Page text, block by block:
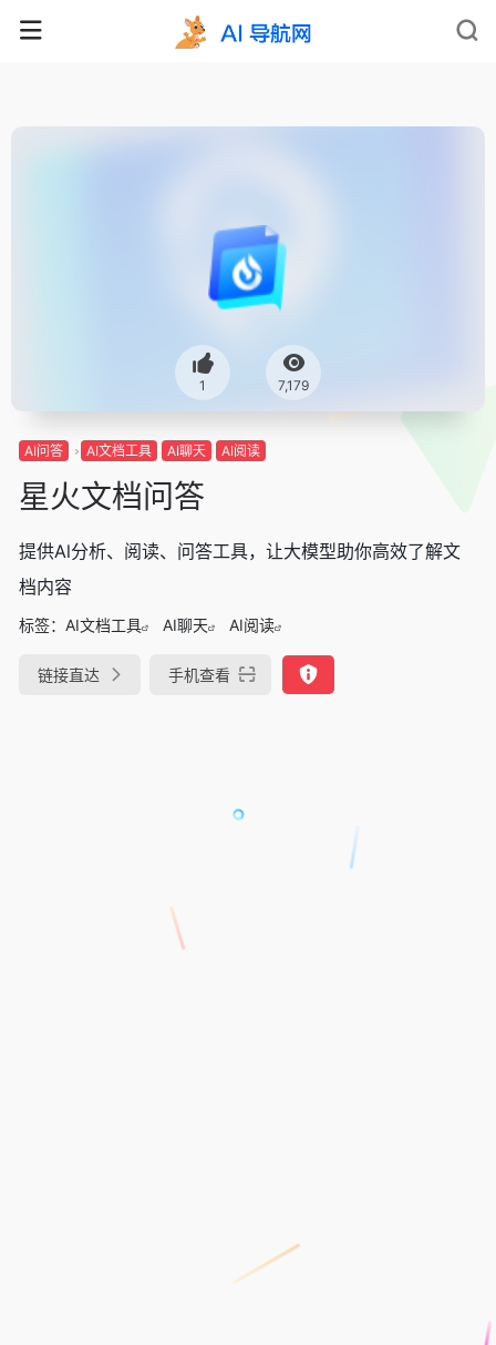
1 7,179
AI问答 AI文档工具 AI聊天 AI阅读
星火文档问答
提供Al分析、阅读、问答工具，让大模型助你高效了解文
档内容
标签： AI文档工具 AI聊天 AI阅读
链接直达 手机查看